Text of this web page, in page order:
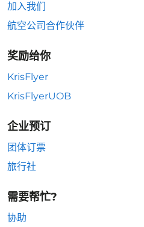
加入我们
航空公司合作伙伴
奖励给你
KrisFlyer
KrisFlyerUOB
企业预订
团体订票
旅行社
需要帮忙?
协助